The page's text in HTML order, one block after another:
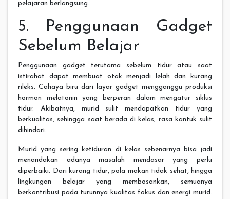
pelajaran berlangsung.
5. Penggunaan Gadget
Sebelum Belajar
Penggunaan gadget terutama sebelum tidur atau saat
istirahat dapat membuat otak menjadi lelah dan kurang
rileks. Cahaya biru dari layar gadget mengganggu produksi
hormon melatonin yang berperan dalam mengatur siklus
tidur. Akibatnya, murid sulit mendapatkan tidur yang
berkualitas, sehingga saat berada di kelas, rasa kantuk sulit
dihindari.
Murid yang sering ketiduran di kelas sebenarnya bisa jadi
menandakan adanya masalah mendasar yang perlu
diperbaiki. Dari kurang tidur, pola makan tidak sehat, hingga
lingkungan belajar yang membosankan, semuanya
berkontribusi pada turunnya kualitas fokus dan energi murid.